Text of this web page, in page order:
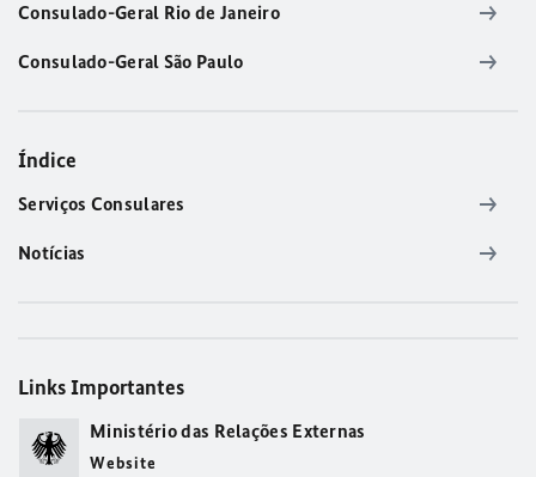
Consulado-Geral Rio de Janeiro
Consulado-Geral São Paulo
Índice
Serviços Consulares
Notícias
Links Importantes
Ministério das Relações Externas
Website